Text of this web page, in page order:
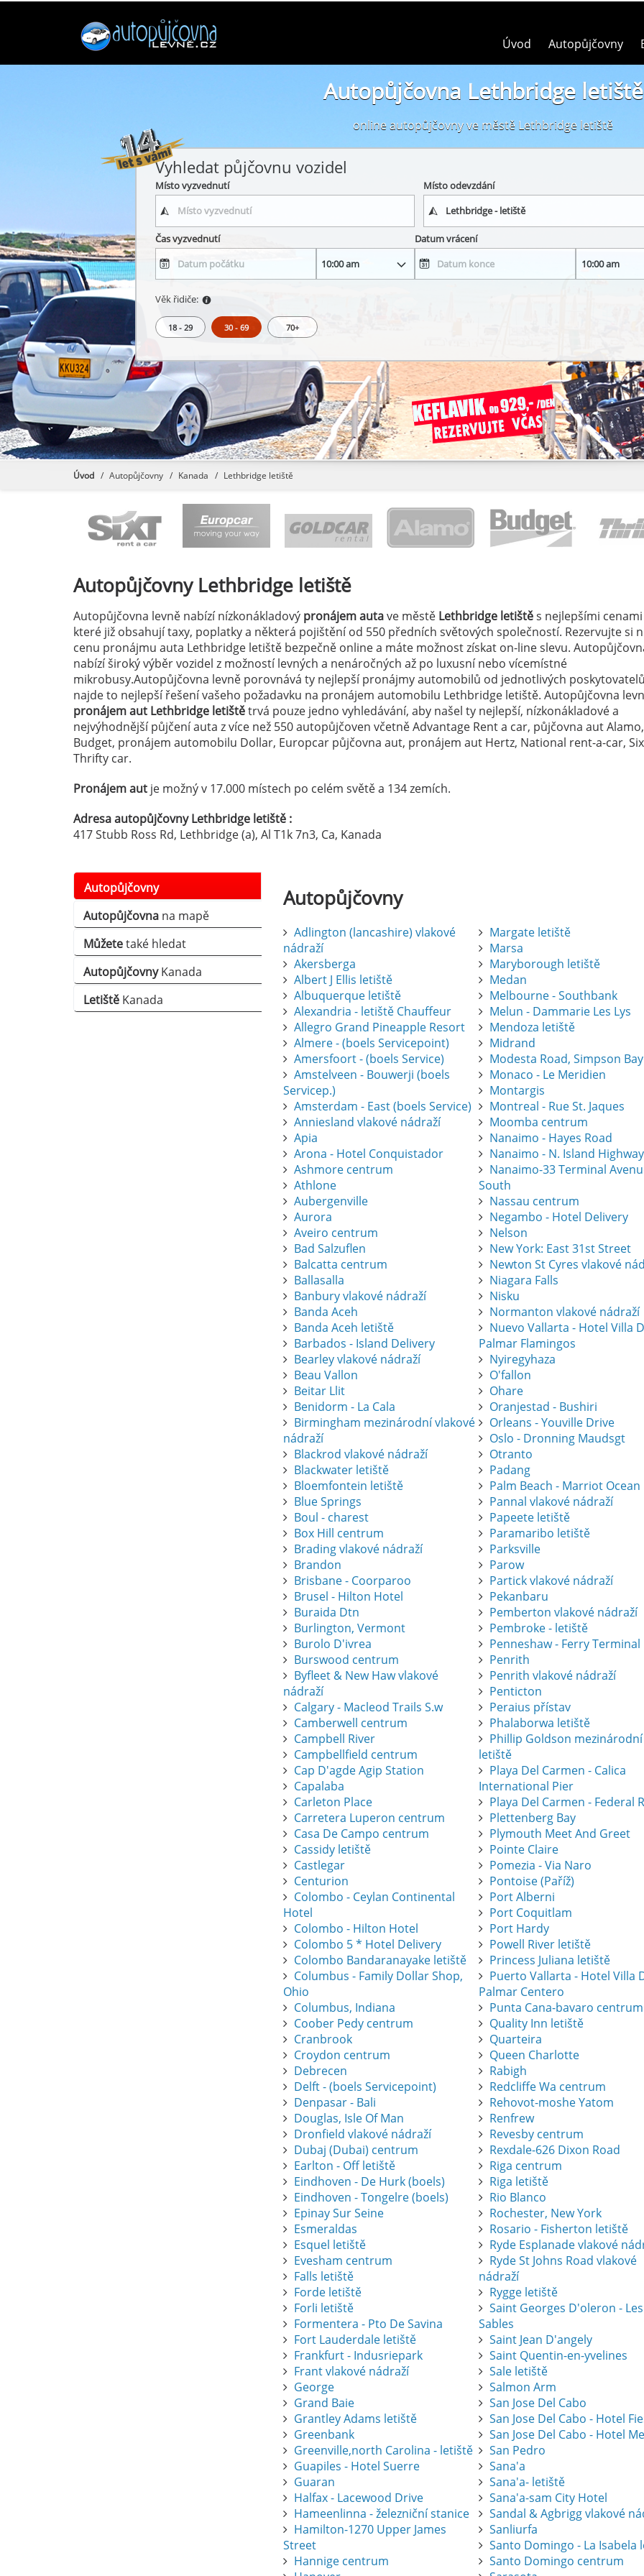
Úvod Autopůjčovny
Autopůjčovna Lethbridge letiště
online autopůjčovny ve městě Lethbridge letiště
Vyhledat půjčovnu vozidel
Místo vyzvednutí Místo odevzdání
Čas vyzvednutí Datum vrácení
Věk řidiče:
18 - 29 30 - 69 70+
Úvod Autopůjčovny Kanada Lethbridge letiště
AutopůjčovnyLethbridge letiště
Autopůjčovna levně nabízí nízkonákladový pronájem autave městě Lethbridge letištěs nejlepšími
které již obsahují taxy, poplatky a některá pojištění od 550 předních světových společností. Rezervujte si
cenu pronájmu auta Lethbridge letiště bezpečně online a máte možnost získat on-line slevu.
nabízí široký výběr vozidel z možností levných a nenáročných až po luxusní nebo vícemístné
mikrobusy.Autopůjčovna levně porovnává ty nejlepší pronájmy automobilů od jednotlivých
najde to nejlepší řešení vašeho požadavku na pronájem automobilu Lethbridge letiště. Autopůjčovna
pronájem aut Lethbridge letištětrvá pouze jedno vyhledávání, aby našel ty nejlepší, nízkonákladové a
nejvýhodnější půjčení auta z více než 550 autopůjčoven včetně Advantage Rent a car, půjčovna aut Alamo,
Budget, pronájem automobilu Dollar, Europcar půjčovna aut, pronájem aut Hertz, National rent-a-car,
Thrifty car.
Pronájem aut je možný v 17.000 místech po celém světě a 134 zemích.
Adresa autopůjčovny Lethbridge letiště :
417 Stubb Ross Rd, Lethbridge (a), Al T1k 7n3, Ca, Kanada
Autopůjčovny
Autopůjčovna na mapě
Můžetetaké hledat
AutopůjčovnyKanada
Letiště Kanada
Autopůjčovny
Adlington (lancashire) vlakové
nádraží
Akersberga
Albert J Ellis letiště
Albuquerque letiště
Alexandria - letiště Chauffeur
Allegro Grand Pineapple Resort
Almere - (boels Servicepoint)
Amersfoort - (boels Service)
Amstelveen - Bouwerji (boels
Servicep.)
Amsterdam - East (boels Service)
Anniesland vlakové nádraží
Apia
Arona - Hotel Conquistador
Ashmore centrum
Athlone
Aubergenville
Aurora
Aveiro centrum
Bad Salzuflen
Balcatta centrum
Ballasalla
Banbury vlakové nádraží
Banda Aceh
Banda Aceh letiště
Barbados - Island Delivery
Bearley vlakové nádraží
Beau Vallon
Beitar Llit
Benidorm - La Cala
Birmingham mezinárodní vlakové
nádraží
Blackrod vlakové nádraží
Blackwater letiště
Bloemfontein letiště
Blue Springs
Boul - charest
Box Hill centrum
Brading vlakové nádraží
Brandon
Brisbane - Coorparoo
Brusel - Hilton Hotel
Buraida Dtn
Burlington, Vermont
Burolo D'ivrea
Burswood centrum
Byfleet & New Haw vlakové
nádraží
Calgary - Macleod Trails S.w
Camberwell centrum
Campbell River
Campbellfield centrum
Cap D'agde Agip Station
Capalaba
Carleton Place
Carretera Luperon centrum
Casa De Campo centrum
Cassidy letiště
Castlegar
Centurion
Colombo - Ceylan Continental
Hotel
Colombo - Hilton Hotel
Colombo 5 * Hotel Delivery
Colombo Bandaranayake letiště
Columbus - Family Dollar Shop,
Ohio
Columbus, Indiana
Coober Pedy centrum
Cranbrook
Croydon centrum
Debrecen
Delft - (boels Servicepoint)
Denpasar - Bali
Douglas, Isle Of Man
Dronfield vlakové nádraží
Dubaj (Dubai) centrum
Earlton - Off letiště
Eindhoven - De Hurk (boels)
Eindhoven - Tongelre (boels)
Epinay Sur Seine
Esmeraldas
Esquel letiště
Evesham centrum
Falls letiště
Forde letiště
Forli letiště
Formentera - Pto De Savina
Fort Lauderdale letiště
Frankfurt - Indusriepark
Frant vlakové nádraží
George
Grand Baie
Grantley Adams letiště
Greenbank
Greenville,north Carolina - letiště
Guapiles - Hotel Suerre
Guaran
Halfax - Lacewood Drive
Hameenlinna - železniční stanice
Hamilton-1270 Upper James
Street
Hannige centrum
Margate letiště
Marsa
Maryborough letiště
Medan
Melbourne - Southbank
Melun - Dammarie Les Lys
Mendoza letiště
Midrand
Modesta Road, Simpson Bay
Monaco - Le Meridien
Montargis
Montreal - Rue St. Jaques
Moomba centrum
Nanaimo - Hayes Road
Nanaimo - N. Island Highway
Nanaimo-33 Terminal
South
Nassau centrum
Negambo - Hotel Delivery
Nelson
New York: East 31st Street
Newton St Cyres vlakové
Niagara Falls
Nisku
Normanton vlakové nádraží
Nuevo Vallarta - Hotel Villa
Palmar Flamingos
Nyiregyhaza
O'fallon
Ohare
Oranjestad - Bushiri
Orleans - Youville Drive
Oslo - Dronning Maudsgt
Otranto
Padang
Palm Beach - Marriot Ocean
Pannal vlakové nádraží
Papeete letiště
Paramaribo letiště
Parksville
Parow
Partick vlakové nádraží
Pekanbaru
Pemberton vlakové nádraží
Pembroke - letiště
Penneshaw - Ferry Terminal
Penrith
Penrith vlakové nádraží
Penticton
Peraius přístav
Phalaborwa letiště
Phillip Goldson mezinárodní
letiště
Playa Del Carmen - Calica
International Pier
Playa Del Carmen - Federal
Plettenberg Bay
Plymouth Meet And Greet
Pointe Claire
Pomezia - Via Naro
Pontoise (Paříž)
Port Alberni
Port Coquitlam
Port Hardy
Powell River letiště
Princess Juliana letiště
Puerto Vallarta - Hotel Villa
Palmar Centero
Punta Cana-bavaro centrum
Quality Inn letiště
Quarteira
Queen Charlotte
Rabigh
Redcliffe Wa centrum
Rehovot-moshe Yatom
Renfrew
Revesby centrum
Rexdale-626 Dixon Road
Riga centrum
Riga letiště
Rio Blanco
Rochester, New York
Rosario - Fisherton letiště
Ryde Esplanade vlakové
Ryde St Johns Road vlakové
nádraží
Rygge letiště
Saint Georges D'oleron - Les
Sables
Saint Jean D'angely
Saint Quentin-en-yvelines
Sale letiště
Salmon Arm
San Jose Del Cabo
San Jose Del Cabo - Hotel
San Jose Del Cabo - Hotel
San Pedro
Sana'a
Sana'a- letiště
Sana'a-sam City Hotel
Sandal & Agbrigg vlakové
Sanliurfa
Santo Domingo - La Isabela
Santo Domingo centrum